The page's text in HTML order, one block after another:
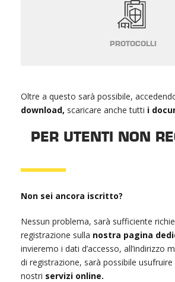
PROTOCOLLI
Oltre a questo sarà possibile,
download, scaricare anche tutti i
PER UTENTI NON
Non sei ancora iscritto?
Nessun problema, sarà sufficiente
registrazione sulla nostra pagina
invieremo i dati d’accesso, all’indirizzo
di registrazione, sarà possibile
nostri servizi online.